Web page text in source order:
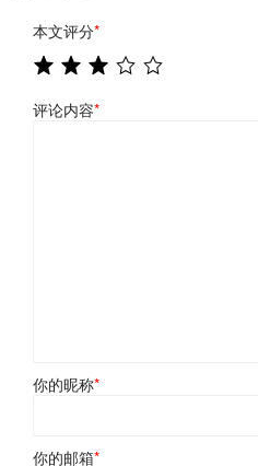
本文评分*
评论内容*
你的昵称*
你的邮箱*